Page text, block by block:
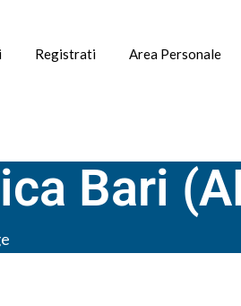
Registrati Area Personale
Bari